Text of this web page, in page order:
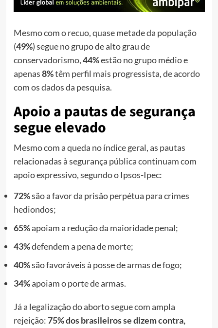
Mesmo com o recuo, quase metade da população
(49%) segue no grupo de alto grau de
conservadorismo,44%estão no grupo médio e
apenas8%têm perfil mais progressista, de acordo
com os dados da pesquisa.
Apoio a pautas de segurança
segue elevado
Mesmo com a queda no índice geral, as pautas
relacionadas à segurança pública continuam com
apoio expressivo, segundo o Ipsos-Ipec:
72%são a favor da prisão perpétua para crimes
hediondos;
65%apoiam a redução da maioridade penal;
43%defendem a pena de morte;
40%são favoráveis à posse de armas de fogo;
34%apoiam o porte de armas.
Já a legalização do aborto segue com ampla
rejeição:75% dos brasileiros se dizem contra,